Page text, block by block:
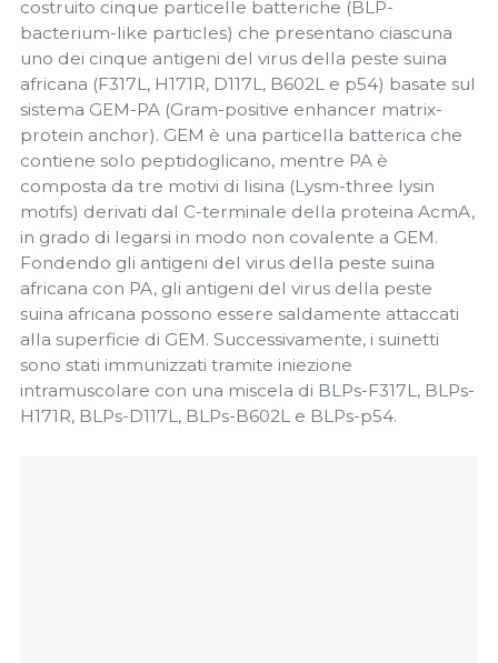
costruito cinque particelle batteriche (BLP-
bacterium-like particles) che presentano ciascuna
uno dei cinque antigeni del virus della peste suina
africana (F317L, H171R, D117L, B602L e p54) basate sul
sistema GEM-PA (Gram-positive enhancer matrix-
protein anchor). GEM è una particella batterica che
contiene solo peptidoglicano, mentre PA è
composta da tre motivi di lisina (Lysm-three lysin
motifs) derivati dal C-terminale della proteina AcmA,
in grado di legarsi in modo non covalente a GEM.
Fondendo gli antigeni del virus della peste suina
africana con PA, gli antigeni del virus della peste
suina africana possono essere saldamente attaccati
alla superficie di GEM. Successivamente, i suinetti
sono stati immunizzati tramite iniezione
intramuscolare con una miscela di BLPs-F317L, BLPs-
H171R, BLPs-D117L, BLPs-B602L e BLPs-p54.